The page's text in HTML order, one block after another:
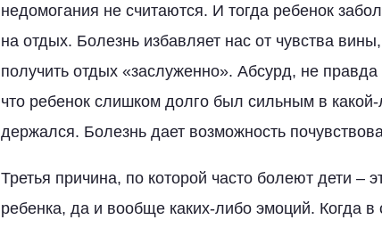
недомогания не считаются. И тогда ребенок
на отдых. Болезнь избавляет нас от чувства
получить отдых «заслуженно». Абсурд, не
что ребенок слишком долго был сильным в
держался. Болезнь дает возможность
Третья причина, по которой часто болеют дети –
ребенка, да и вообще каких-либо эмоций. Когда